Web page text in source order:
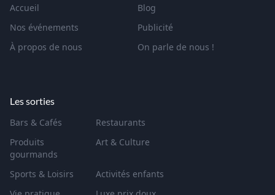
Accueil
Blog
Nos événements
Publicité
À propos de nous
On parle de nous !
Les sorties
Bars & Cafés
Restaurants
Produits
gourmands
Art & Culture
Sports & Loisirs
Activités enfants